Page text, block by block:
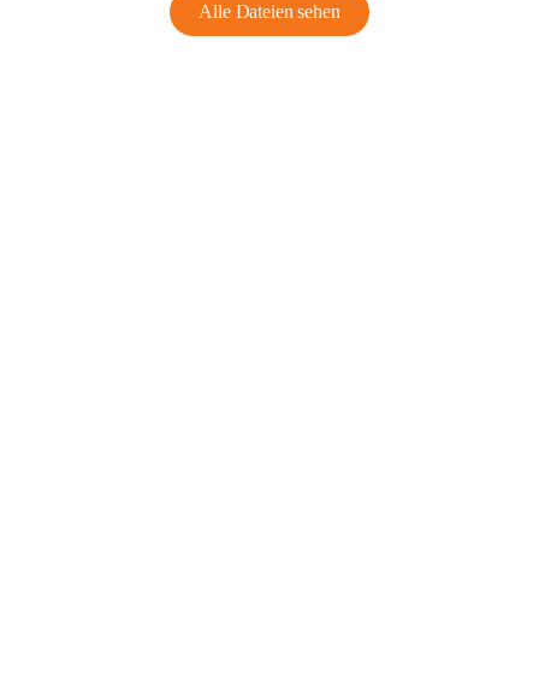
Alle Dateien sehen